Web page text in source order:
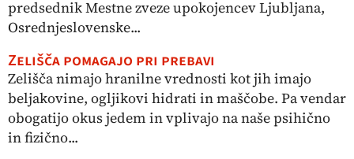
predsednik Mestne zveze upokojencev Ljubljana,
Osrednjeslovenske...
Zelišča pomagajo pri prebavi
Zelišča nimajo hranilne vrednosti kot jih imajo
beljakovine, ogljikovi hidrati in maščobe. Pa vendar
obogatijo okus jedem in vplivajo na naše psihično
in fizično...